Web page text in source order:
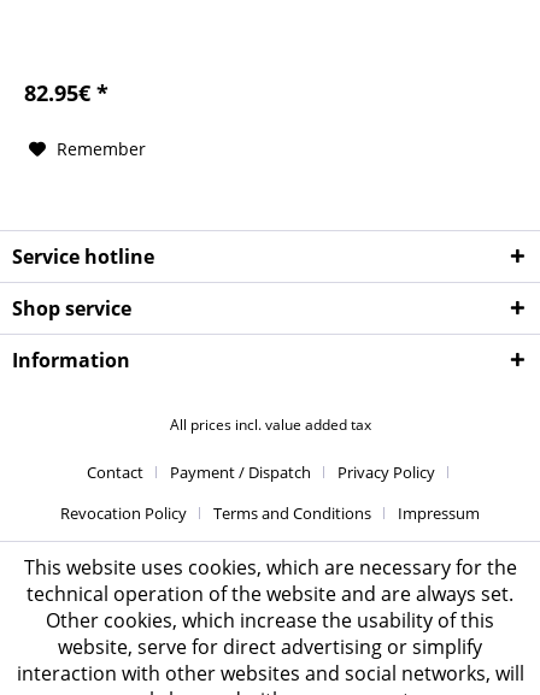
82.95€ *
Remember
Service hotline
Shop service
Information
All prices incl. value added tax
Contact Payment / Dispatch
Privacy Policy
Revocation Policy
Terms and Conditions Impressum
This website uses cookies, which are necessary for the
technical operation of the website and are always set.
Other cookies, which increase the usability of this
website, serve for direct advertising or simplify
interaction with other websites and social networks, will